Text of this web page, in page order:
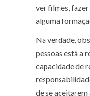
ver filmes,
alguma
Na verdade,
pessoas está a
capacidade de
de se